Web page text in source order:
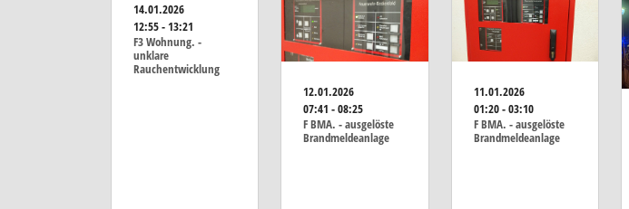
14.01.2026
12:55 - 13:21
F3 Wohnung. -
unklare
Rauchentwicklung
12.01.2026
07:41 - 08:25
F BMA. - ausgelöste
Brandmeldeanlage
11.01.2026
01:20 - 03:10
F BMA. - ausgelöste
Brandmeldeanlage